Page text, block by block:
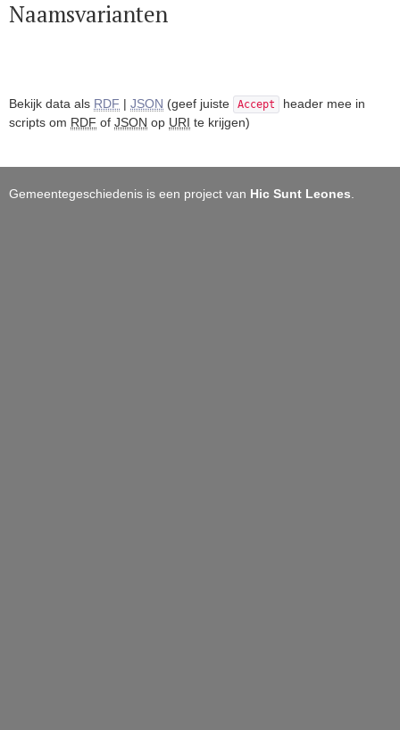
Naamsvarianten
Bekijk data als RDF | JSON (geef juiste Accept
header mee in
scripts om RDF of JSON op URI te krijgen)
Gemeentegeschiedenis is een project van Hic Sunt Leones.